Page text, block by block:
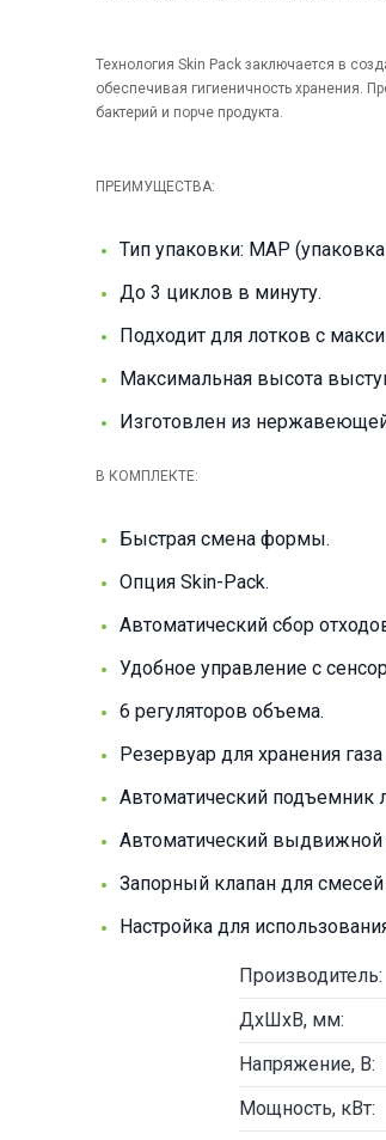
Технология Skin Pack заключается в
обеспечивая гигиеничность хранения.
бактерий и порче продукта.
ПРЕИМУЩЕСТВА:
Тип упаковки: MAP
До 3 циклов в минуту.
Подходит для лотков с
Максимальная высота
Изготовлен из нержавеющей
В КОМПЛЕКТЕ:
Быстрая смена формы.
Опция Skin-Pack.
Автоматический сбор
Удобное управление с
6 регуляторов объема.
Резервуар для хранения
Автоматический подъемник
Автоматический выдвижной
Запорный клапан для
Настройка для
Производитель:
ДxШхВ, мм:
Напряжение, В:
Мощность, кВт: